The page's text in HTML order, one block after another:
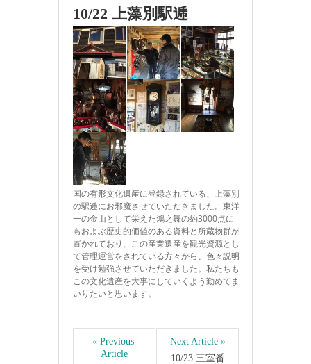
10/22 上藻別駅逓
国の有形文化遺産に登録されている、上藻別
の駅逓にお邪魔させていただきました。東洋
一の金山として栄えた鴻之舞の約3000点に
もおよぶ歴史的価値のある資料と所蔵物群が
置かれており、この産業遺産を観光資源とし
て管理運営をされている方々から、色々説明
を受け勉強させていただきました。私たちも
この文化遺産を大事にしていくよう勤めてま
いりたいと思います。
« Previous
Article
Next Article »
10/23 三室番